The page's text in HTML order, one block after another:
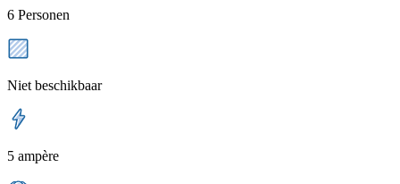
6 Personen
Niet beschikbaar
5 ampère